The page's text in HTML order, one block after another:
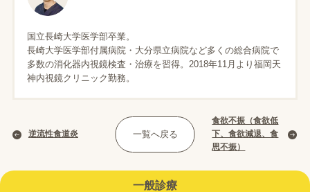
国立長崎大学医学部卒業。
長崎大学医学部付属病院・大分県立病院など多くの総合病院で
多数の消化器内視鏡検査・治療を習得。2018年11月より福岡天
神内視鏡クリニック勤務。
食欲不振（食欲低
下、食欲減退、食
思不振）
一覧へ戻る
逆流性食道炎
一般診療